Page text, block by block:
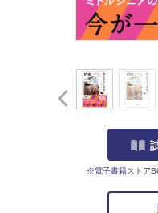
※電子書籍ストア